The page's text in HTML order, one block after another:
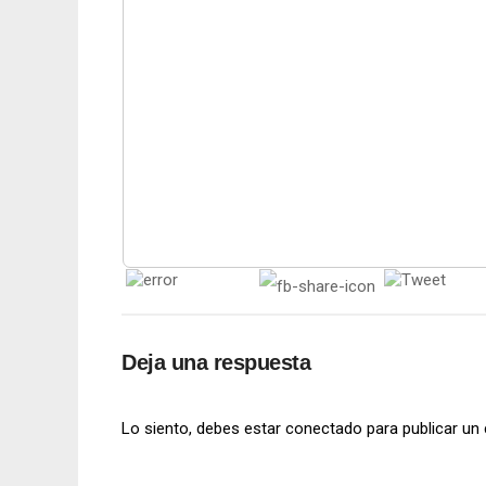
Deja una respuesta
Lo siento, debes estar conectado para publicar un